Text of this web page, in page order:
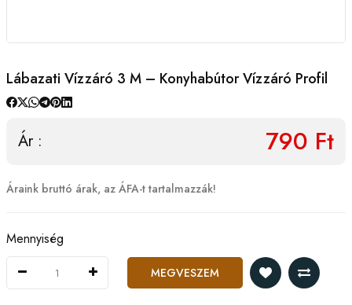
Lábazati Vízzáró 3 M – Konyhabútor Vízzáró Profil
Ár : 790 Ft
Áraink bruttó árak, az ÁFA-t tartalmazzák!
Mennyiség
MEGVESZEM